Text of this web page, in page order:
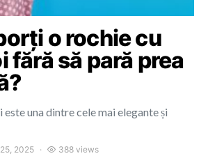
o rochie cu
fără să pară prea
este una dintre cele mai elegante și
2025 388 views